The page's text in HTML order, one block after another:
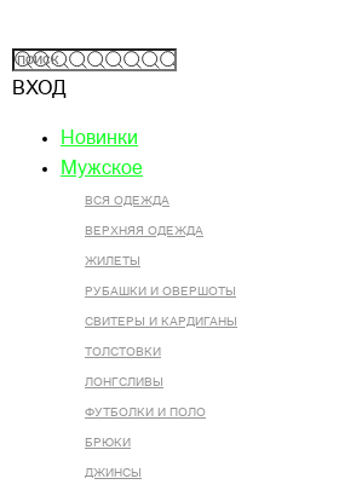
ВХОД
Новинки
Мужское
ВСЯ ОДЕЖДА
ВЕРХНЯЯ ОДЕЖДА
ЖИЛЕТЫ
РУБАШКИ И ОВЕРШОТЫ
СВИТЕРЫ И КАРДИГАНЫ
ТОЛСТОВКИ
ЛОНГСЛИВЫ
ФУТБОЛКИ И ПОЛО
БРЮКИ
ДЖИНСЫ